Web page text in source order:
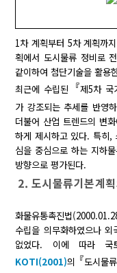
1차 계획부터 5차 계획까
획에서 도시물류 정비로
같이하여 첨단기술을 활용
최근에 수립된
『제5차 국
가 강조되는 추세를 반영
더불어 산업 트렌드의 변
하게 제시하고 있다. 특히,
심을 중심으로 하는 지하
방향으로 평가된다.
2. 도시물류기본계
화물유통촉진법
수립을 의무화하였으나
없었다. 이에 따라 국토
KOTI(2001)의 『도시물